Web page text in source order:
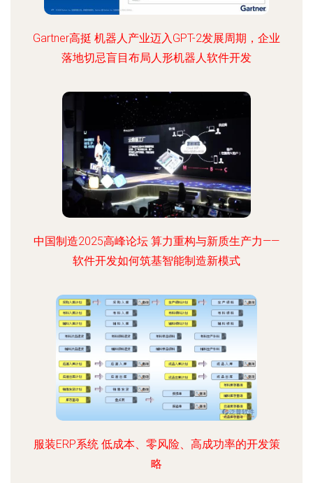
Gartner高挺 机器人产业迈入GPT-2发展周期，企业
落地切忌盲目布局人形机器人软件开发
中国制造2025高峰论坛 算力重构与新质生产力——
软件开发如何筑基智能制造新模式
服装ERP系统 低成本、零风险、高成功率的开发策
略